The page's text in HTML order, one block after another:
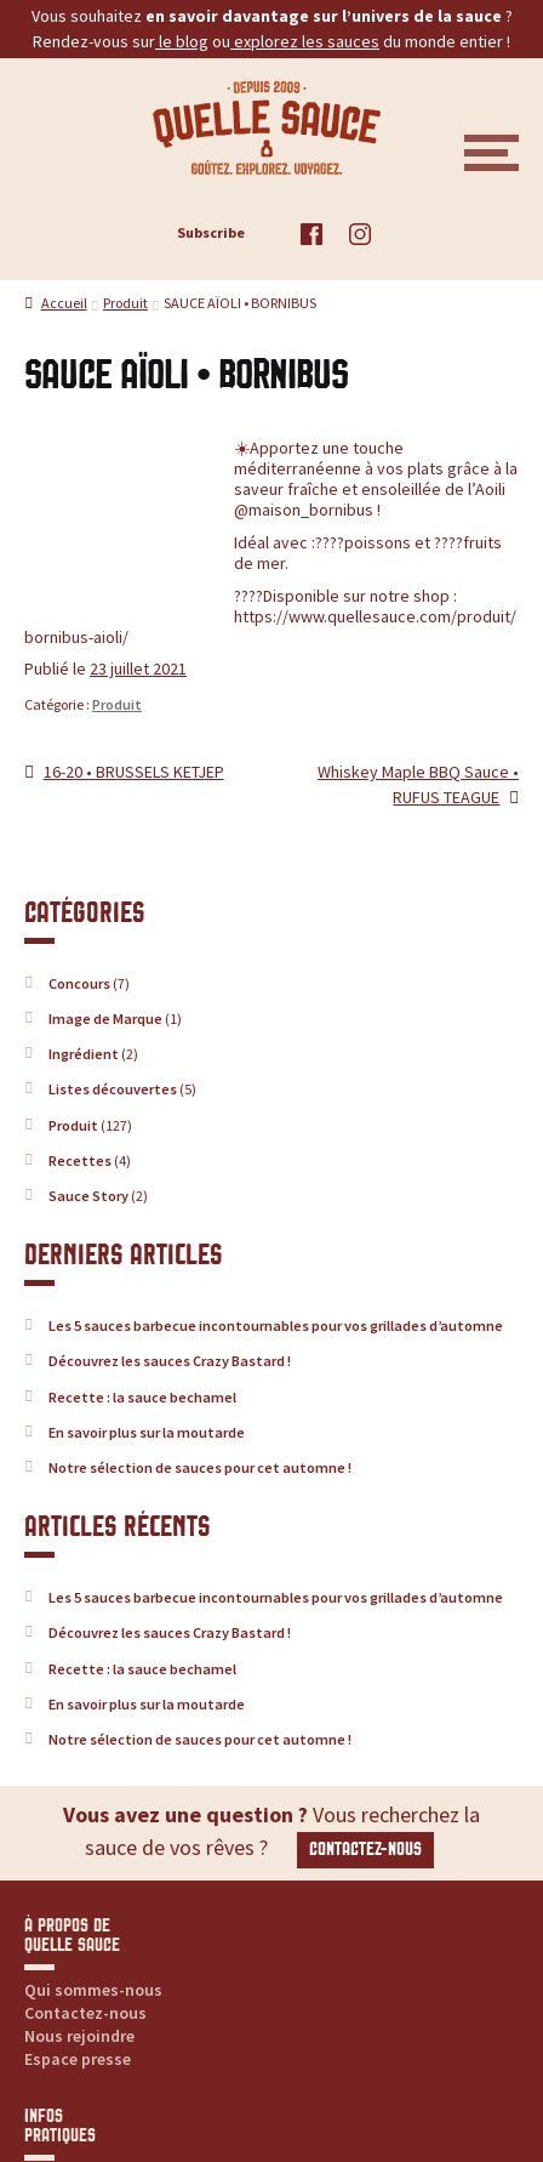
Vous souhaitez en savoir davantage sur l’univers de la sauce ?
Rendez-vous surle blog ou explorez les sauces du monde entier !
l
e
S
,
l
e
t
d
e
r
é
f
é
r
e
n
c
e
o
u
r
t
o
u
e
s
M
E
PIQUANTES
Subscribe
Accueil Produit SAUCE AÏOLI • BORNIBUS
SAUCE AÏOLI • BORNIBUS
☀️Apportez une touche
méditerranéenne à vos plats grâce à la
saveur fraîche et ensoleillée de l’Aoili
@maison_bornibus !
Idéal avec :????poissons et ????fruits
de mer.
????Disponible sur notre shop :
https://www.quellesauce.com/produit/
bornibus-aioli/
Publié le 23 juillet 2021
Catégorie : Produit
Navigation
Article
16-20 • BRUSSELS KETJEP
Article
Whiskey Maple BBQ Sauce •
RUFUS TEAGUE
Catégories
Concours(7)
Image de Marque(1)
Ingrédient (2)
Listes découvertes(5)
Produit (127)
Recettes(4)
Sauce Story(2)
Derniers articles
Les 5 sauces barbecue incontournables pour vos grillades d’automne
Découvrez les sauces Crazy Bastard !
Recette : la sauce bechamel
En savoir plus sur la moutarde
Notre sélection de sauces pour cet automne !
Articles récents
Les 5 sauces barbecue incontournables pour vos grillades d’automne
Découvrez les sauces Crazy Bastard !
Recette : la sauce bechamel
En savoir plus sur la moutarde
Notre sélection de sauces pour cet automne !
Vous avez une question ? Vous recherchez la
sauce de vos rêves ?
CONTACTEZ-NOUS
À PROPOS DE
QUELLE SAUCE
Qui sommes-nous
Contactez-nous
Nous rejoindre
Espace presse
INFOS
PRATIQUES